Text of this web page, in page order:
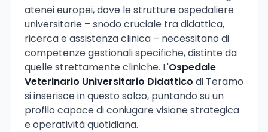
atenei europei, dove le strutture ospedaliere
universitarie – snodo cruciale tra didattica,
ricerca e assistenza clinica – necessitano di
competenze gestionali specifiche, distinte da
quelle strettamente cliniche. L'Ospedale
Veterinario Universitario Didattico di Teramo
si inserisce in questo solco, puntando su un
profilo capace di coniugare visione strategica
e operatività quotidiana.